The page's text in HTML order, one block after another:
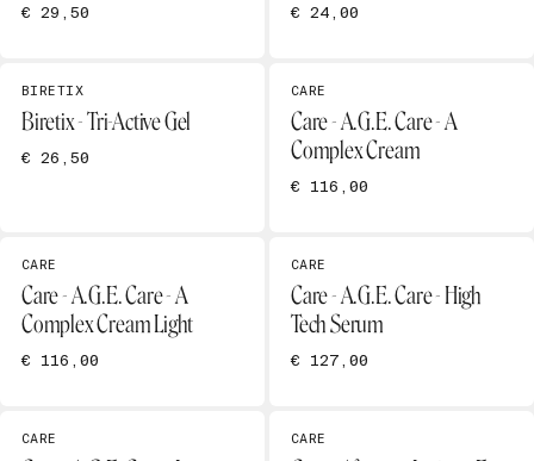
€ 29,50 € 24,00
BIRETIX
Biretix - Tri-Active Gel
€ 26,50
CARE
Care - A.G.E. Care - A
Complex Cream
€ 116,00
CARE
Care - A.G.E. Care - A
Complex Cream Light
€ 116,00
CARE
Care - A.G.E. Care - High
Tech Serum
€ 127,00
CARE CARE